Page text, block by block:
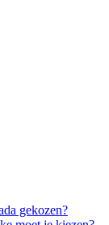
gekozen?